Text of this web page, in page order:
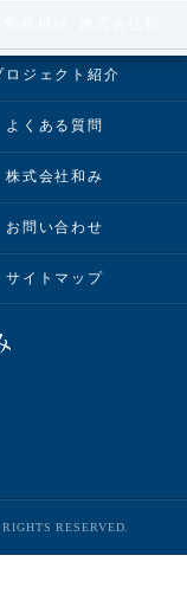
ロジェクト紹介
よくある質問
株式会社和み
お問い合わせ
サイトマップ
RESERVED.